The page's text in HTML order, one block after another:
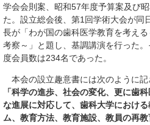
学会会則案、昭和57年度予算案及び
た。設立総会後、第1回学術大会が同
長が「わが国の歯科医学教育を考え
考察～」と題し、基調講演を行った
度会員数は234名であった。
本会の設立趣意書には次のように記
「科学の進歩、社会の変化、更に歯
な進展に対応して、歯科大学におけ
ム、教育方法、教育施設、教員の再